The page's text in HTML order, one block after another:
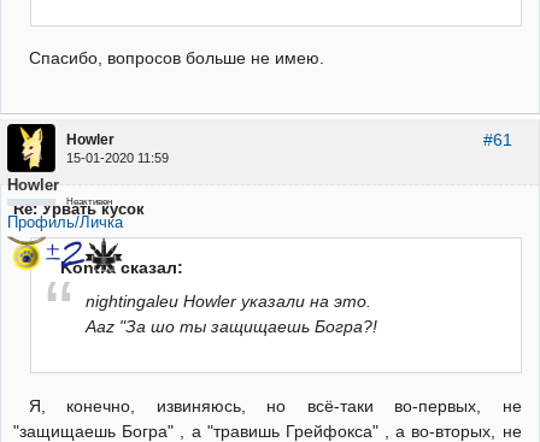
Спасибо, вопросов больше не имею.
#61
Howler
15-01-2020 11:59
Howler
Неактивен
Профиль/Личка
Re: Урвать кусок
Kontra сказал:
nightingaleи Howler указали на это.
Aaz "За шо ты защищаешь Богра?!
Я, конечно, извиняюсь, но всё-таки во-первых, не
"защищаешь Богра" , а "травишь Грейфокса" , а во-вторых, не